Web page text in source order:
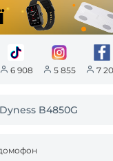
6 908 5 855 7